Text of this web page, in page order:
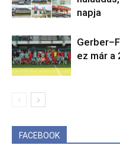
napja
ez már a
FACEBOOK